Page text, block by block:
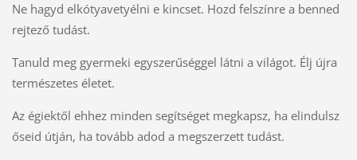
Ne hagyd elkótyavetyélni e kincset. Hozd felszínre a benned
rejtező tudást.
Tanuld meg gyermeki egyszerűséggel látni a világot. Élj újra
természetes életet.
Az égiektől ehhez minden segítséget megkapsz, ha elindulsz
őseid útján, ha tovább adod a megszerzett tudást.